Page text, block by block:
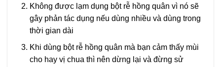
Không được lạm dụng bột rễ hồng quân vì nó sẽ
gây phản tác dụng nếu dùng nhiều và dùng trong
thời gian dài
Khi dùng bột rễ hồng quân mà bạn cảm thấy mùi
cho hay vị chua thì nên dừng lại và đừng sử